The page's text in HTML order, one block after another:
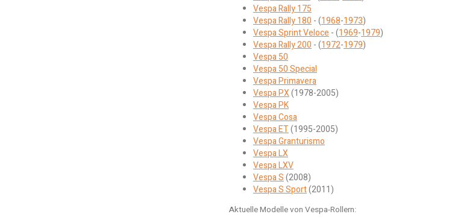
Vespa Rally 175
Vespa Rally 180 - (1968-1973)
Vespa Sprint Veloce - (1969-1979)
Vespa Rally 200 - (1972-1979)
Vespa 50
Vespa 50 Special
Vespa Primavera
Vespa PX(1978-2005)
Vespa PK
Vespa Cosa
Vespa ET(1995-2005)
Vespa Granturismo
Vespa LX
Vespa LXV
Vespa S(2008)
Vespa S Sport(2011)
Aktuelle Modelle von Vespa-Rollern: